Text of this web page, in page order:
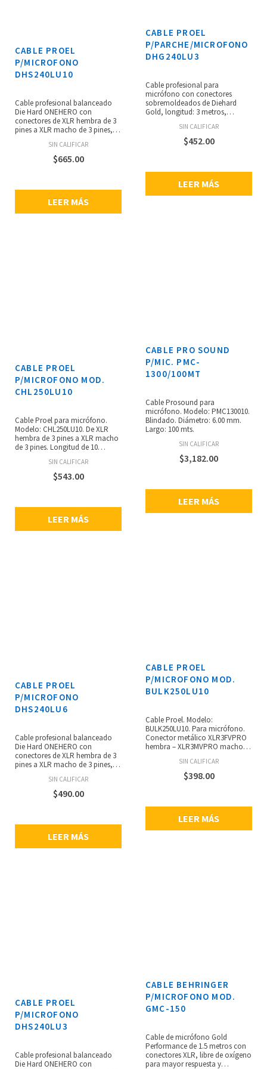
CABLE PROEL
P/PARCHE/MICROFONO
DHG240LU3
Cable profesional para
micrófono con conectores
sobremoldeados de Diehard
Gold, longitud: 3 metros,
pines y XLR macho de 3 pines,
cubierta de PVC de alta
flexibilidad de 6.5 mm, primer
blindaje de cable denso de cobre
SIN CALIFICAR
$452.00
LEER MÁS
CABLE PROEL
P/MICROFONO
DHS240LU10
Cable profesional balanceado
Die Hard ONEHERO con
conectores de XLR hembra de 3
pines a XLR macho de 3 pines,
de alta conductividad, dos
conductores de cobre desnudo
de 0.34 mm2, primer blindaje de
estañado denso trenzado de 128
x 0.10, longitud del cable: 10
SIN CALIFICAR
$665.00
LEER MÁS
CABLE PRO SOUND
P/MIC. PMC-
1300/100MT
Cable Prosound para
micrófono. Modelo: PMC130010.
Blindado. Diámetro: 6.00 mm.
Largo: 100 mts.
SIN CALIFICAR
$3,182.00
LEER MÁS
CABLE PROEL
P/MICROFONO MOD.
CHL250LU10
Cable Proel para micrófono.
Modelo: CHL250LU10. De XLR
hembra de 3 pines a XLR macho
de 3 pines. Longitud de 10
SIN CALIFICAR
$543.00
LEER MÁS
CABLE PROEL
P/MICROFONO MOD.
BULK250LU10
Cable Proel. Modelo:
BULK250LU10. Para micrófono.
Conector metálico XLR3FVPRO
hembra – XLR3MVPRO macho.
SIN CALIFICAR
$398.00
LEER MÁS
CABLE PROEL
P/MICROFONO
DHS240LU6
Cable profesional balanceado
Die Hard ONEHERO con
conectores de XLR hembra de 3
pines a XLR macho de 3 pines,
de alta conductividad, dos
conductores de cobre desnudo
de 0.34 mm2, primer blindaje de
estañado denso trenzado de 128
x 0.10, longitud del cable: 6
SIN CALIFICAR
$490.00
LEER MÁS
CABLE BEHRINGER
P/MICROFONO MOD.
GMC-150
Cable de micrófono Gold
Performance de 1.5 metros con
conectores XLR, libre de oxígeno
para mayor respuesta y
CABLE PROEL
P/MICROFONO
DHS240LU3
Cable profesional balanceado
Die Hard ONEHERO con